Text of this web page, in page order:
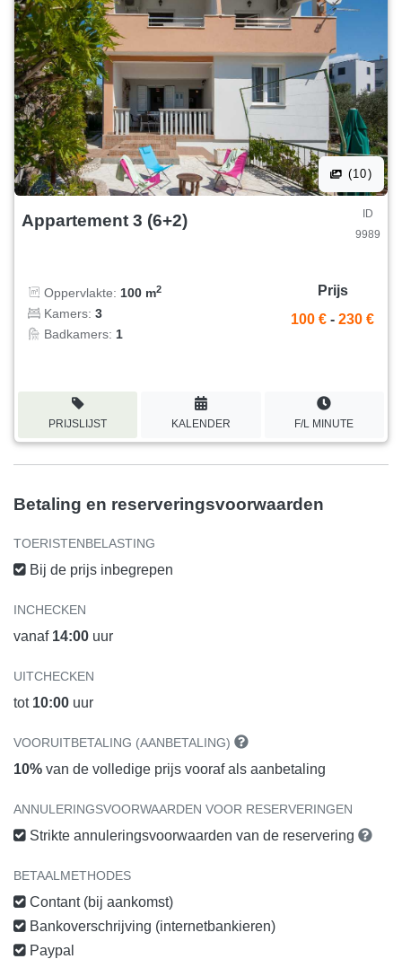
(10)
Appartement 3 (6+2)
ID
9989
Oppervlakte: 100 m2
Kamers: 3
Badkamers: 1
Prijs
100 € - 230 €
PRIJSLIJST KALENDER F/L MINUTE
Betaling en reserveringsvoorwaarden
TOERISTENBELASTING
Bij de prijs inbegrepen
INCHECKEN
vanaf 14:00 uur
UITCHECKEN
tot 10:00 uur
VOORUITBETALING (AANBETALING)
10% van de volledige prijs vooraf als aanbetaling
ANNULERINGSVOORWAARDEN VOOR RESERVERINGEN
Strikte annuleringsvoorwaarden van de reservering
BETAALMETHODES
Contant (bij aankomst)
Bankoverschrijving (internetbankieren)
Paypal